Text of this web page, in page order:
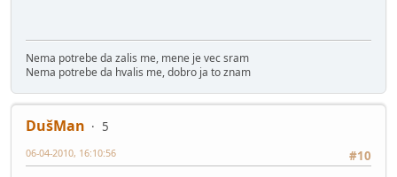
Nema potrebe da zalis me, mene je vec sram
Nema potrebe da hvalis me, dobro ja to znam
DušMan
5
#10
06-04-2010, 16:10:56